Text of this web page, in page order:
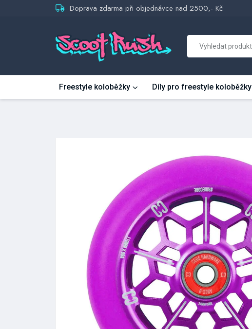
Doprava zdarma při objednávce nad 2500,- Kč
Freestyle koloběžky Díly pro freestyle koloběžky